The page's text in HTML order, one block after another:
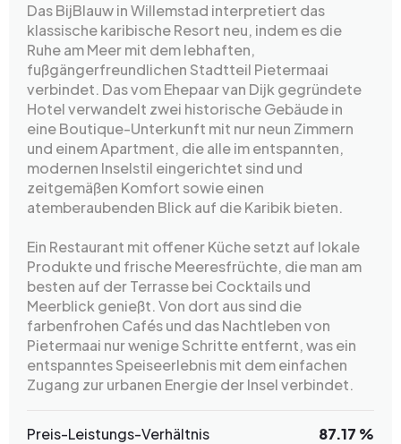
Das BijBlauw in Willemstad interpretiert das
klassische karibische Resort neu, indem es die
Ruhe am Meer mit dem lebhaften,
fußgängerfreundlichen Stadtteil Pietermaai
verbindet. Das vom Ehepaar van Dijk gegründete
Hotel verwandelt zwei historische Gebäude in
eine Boutique-Unterkunft mit nur neun Zimmern
und einem Apartment, die alle im entspannten,
modernen Inselstil eingerichtet sind und
zeitgemäßen Komfort sowie einen
atemberaubenden Blick auf die Karibik bieten.
Ein Restaurant mit offener Küche setzt auf lokale
Produkte und frische Meeresfrüchte, die man am
besten auf der Terrasse bei Cocktails und
Meerblick genießt. Von dort aus sind die
farbenfrohen Cafés und das Nachtleben von
Pietermaai nur wenige Schritte entfernt, was ein
entspanntes Speiseerlebnis mit dem einfachen
Zugang zur urbanen Energie der Insel verbindet.
Preis-Leistungs-Verhältnis 87.17 %